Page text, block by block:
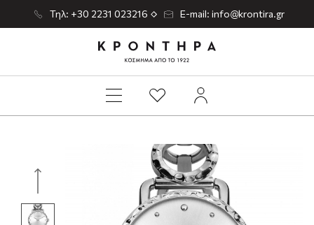
Τηλ: +30 2231 023216 E-mail: info@krontira.gr